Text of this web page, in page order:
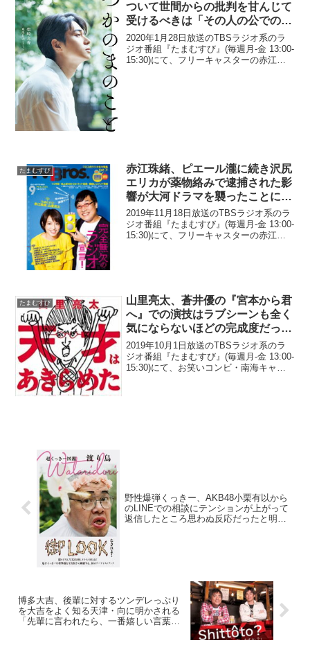
ついて世間からの批判を甘んじて
受けるべきは「その人の公での仕
事」のみであると語る
2020年1月28日放送のTBSラジオ系のラ
ジオ番組『たまむすび』(毎週月-金 13:00-
15:30)にて、フリーキャスターの赤江珠
たまむすび
赤江珠緒、ピエール瀧に続き沢尻
エリカが薬物絡みで逮捕された影
響が大河ドラマを襲ったことに言
及「NHKさんも大変ですね」
2019年11月18日放送のTBSラジオ系のラ
ジオ番組『たまむすび』(毎週月-金 13:00-
15:30)にて、フリーキャスターの赤江珠
たまむすび
山里亮太、蒼井優の『宮本から君
へ』での演技はラブシーンも全く
気にならないほどの完成度だった
と絶賛「完全に中野靖子」
2019年10月1日放送のTBSラジオ系のラ
ジオ番組『たまむすび』(毎週月-金 13:00-
15:30)にて、お笑いコンビ・南海キャン
野性爆弾くっきー、AKB48小栗有以から
のLINEでの相談にテンションが上がって
返信したところ思わぬ反応だったと明か
博多大吉、後輩に対するツンデレっぷり
を大吉をよく知る天津・向に明かされる
「先輩に言われたら、一番嬉しい言葉を